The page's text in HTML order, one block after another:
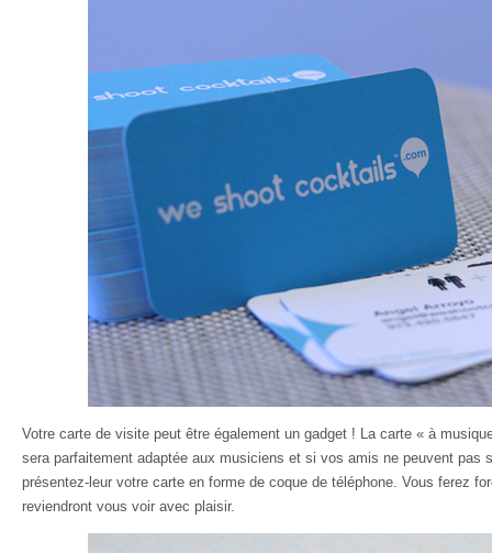
Votre carte de visite peut être également un gadget ! La carte « à
sera parfaitement adaptée aux musiciens et si vos amis ne peuvent pas
présentez-leur votre carte en forme de coque de téléphone. Vous ferez
reviendront vous voir avec plaisir.